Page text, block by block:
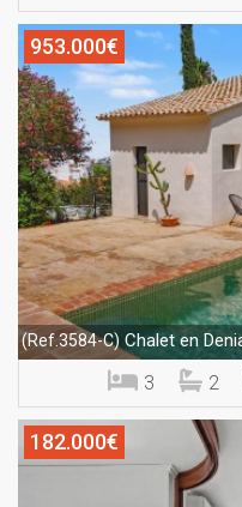
953.000€
(Ref.3584-C) Chalet en
3 2
182.000€